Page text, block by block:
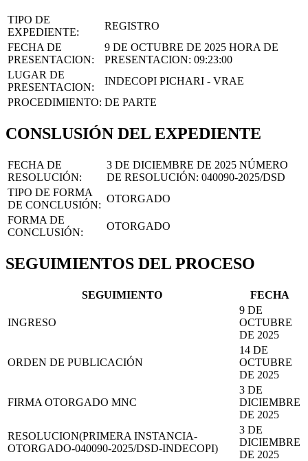
TIPO DE
EXPEDIENTE:
REGISTRO
FECHA DE
PRESENTACION:
9 DE OCTUBRE DE 2025 HORA DE
PRESENTACION: 09:23:00
LUGAR DE
PRESENTACION:
INDECOPI PICHARI - VRAE
PROCEDIMIENTO: DE PARTE
CONSLUSIÓN DEL EXPEDIENTE
FECHA DE
RESOLUCIÓN:
3 DE DICIEMBRE DE 2025 NÚMERO
DE RESOLUCIÓN: 040090-2025/DSD
TIPO DE FORMA
DE CONCLUSIÓN:
OTORGADO
FORMA DE
CONCLUSIÓN:
OTORGADO
SEGUIMIENTOS DEL PROCESO
SEGUIMIENTO FECHA
INGRESO
9 DE
OCTUBRE
DE 2025
ORDEN DE PUBLICACIÓN
14 DE
OCTUBRE
DE 2025
FIRMA OTORGADO MNC
3 DE
DICIEMBRE
DE 2025
RESOLUCION(PRIMERA INSTANCIA-
OTORGADO-040090-2025/DSD-INDECOPI)
3 DE
DICIEMBRE
DE 2025